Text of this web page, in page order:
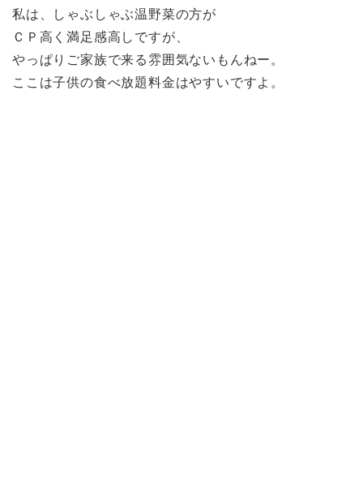
私は、しゃぶしゃぶ温野菜の方が
ＣＰ高く満足感高しですが、
やっぱりご家族で来る雰囲気ないもんねー。
ここは子供の食べ放題料金はやすいですよ。